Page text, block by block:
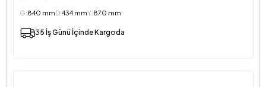
G:840 mmD:434 mmY:870 mm
35 İş Günü İçinde Kargoda